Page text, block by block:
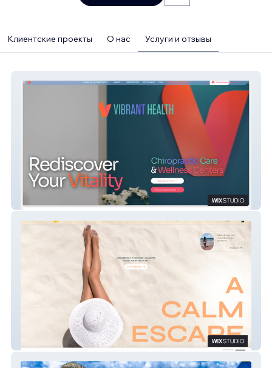
Клиентские проекты О нас Услуги и отзывы
Vibrant Health Chiro
MEGA TAN